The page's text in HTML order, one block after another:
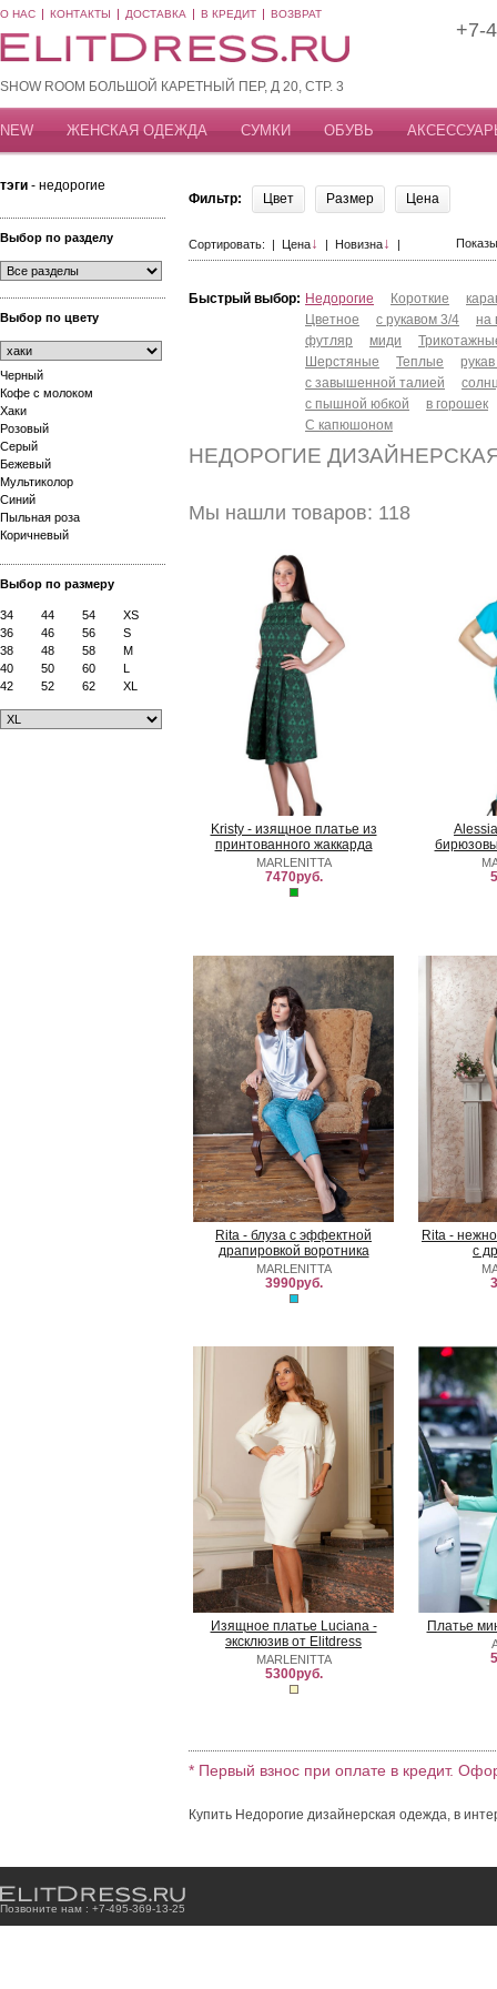
О НАС КОНТАКТЫ ДОСТАВКА В КРЕДИТ ВОЗВРАТ
SHOW ROOM БОЛЬШОЙ КАРЕТНЫЙ ПЕР, Д 20, СТР. 3
+7-
NEW ЖЕНСКАЯ ОДЕЖДА СУМКИ ОБУВЬ
тэги - недорогие
Выбор по разделу
Выбор по цвету
Черный
Кофе с молоком
Хаки
Розовый
Серый
Бежевый
Мультиколор
Синий
Пыльная роза
Коричневый
Выбор по размеру
34 44 54
XS
36
46 56
S
38
48 58
M
40
50 60
L
42
52 62 XL
Фильтр: Цвет Размер Цена
Сортировать: | Цена↓ | Новизна↓ |
Быстрый выбор: Недорогие Короткие
Цветное
с рукавом 3/4
на
футляр
миди
Шерстяные
Теплые
с завышенной талией
с пышной юбкой
в горошек
С капюшоном
НЕДОРОГИЕ
Мы нашли товаров: 118
Kristy - изящное платье из
принтованного жаккарда
MARLENITTA
7470руб.
Rita - блуза с эффектной
драпировкой воротника
MARLENITTA
3990руб.
Rita -
с
Изящное платье Luciana -
эксклюзив от Elitdress
MARLENITTA
5300руб.
Платье
* Первый взнос при оплате в кредит.
Купить Недорогие дизайнерская одежда, в
Позвоните нам : +7-495-369-13-25